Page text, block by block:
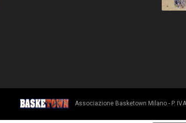
Associazione Basketown Milano - P.